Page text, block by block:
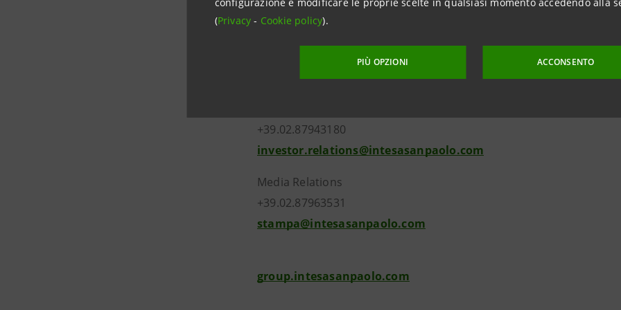
(Privacy- Cookie policy).
PIÙ OPZIONI ACCONSENTO
+39.02.87943180
investor.relations@intesasanpaolo.com
Media Relations
+39.02.87963531
stampa@intesasanpaolo.com
group.intesasanpaolo.com